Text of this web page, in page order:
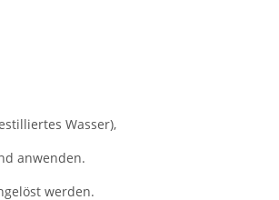
Wasser),
anwenden.
werden.